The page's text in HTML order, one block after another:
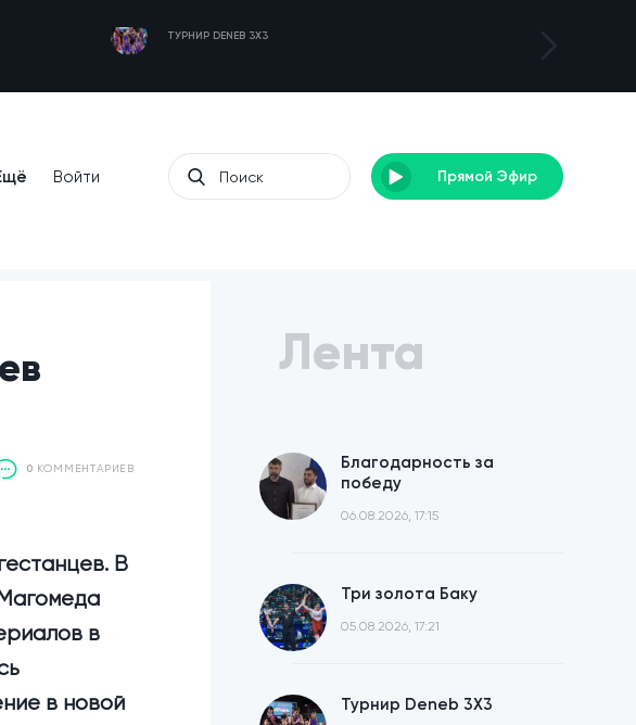
ТУРНИР DENEB 3X3 ЛАГЕРЬ ДЛЯ
Войти Прямой Эфир
0 КОММЕНТАРИЕВ
В
в
в новой
Лента
Благодарность за
победу
06.08.2026, 17:15
Три золота Баку
05.08.2026, 17:21
Турнир Deneb 3X3